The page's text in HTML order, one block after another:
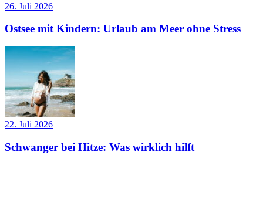
26. Juli 2026
Ostsee mit Kindern: Urlaub am Meer ohne Stress
22. Juli 2026
Schwanger bei Hitze: Was wirklich hilft